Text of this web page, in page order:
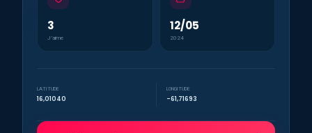
3
J’aime
12/05
2024
LATITUDE
16,01040
LONGITUDE
-61,71693